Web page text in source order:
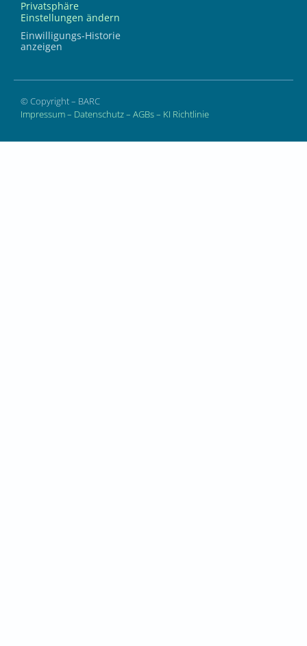
Privatsphäre
Einstellungen ändern
Einwilligungs-Historie
anzeigen
© Copyright – BARC
Impressum– Datenschutz– AGBs– KI Richtlinie